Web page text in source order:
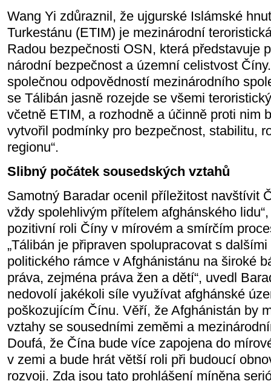
Wang Yi zdůraznil, že ujgurské Islámské
Turkestánu (ETIM) je mezinárodní
Radou bezpečnosti OSN, která představuje
národní bezpečnost a územní celistvost
společnou odpovědností mezinárodního
se Tálibán jasně rozejde se všemi
včetně ETIM, a rozhodně a účinně proti nim
vytvořil podmínky pro bezpečnost, stabilitu,
regionu“.
Slibný počátek sousedských vztahů
Samotný Baradar ocenil příležitost navštívit
vždy spolehlivým přítelem afghánského
pozitivní roli Číny v mírovém a smírčím
„Tálibán je připraven spolupracovat s
politického rámce v Afghánistánu na široké
práva, zejména práva žen a dětí“, uvedl
nedovolí jakékoli síle využívat afghánské
poškozujícím Čínu. Věří, že Afghánistán by
vztahy se sousedními zeměmi a
Doufá, že Čína bude více zapojena do
v zemi a bude hrát větší roli při budoucí
rozvoji. Zda jsou tato prohlášení míněna